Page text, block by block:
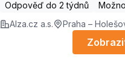
Odpověď do 2 týdnů
Alza.cz a.s.
Praha –